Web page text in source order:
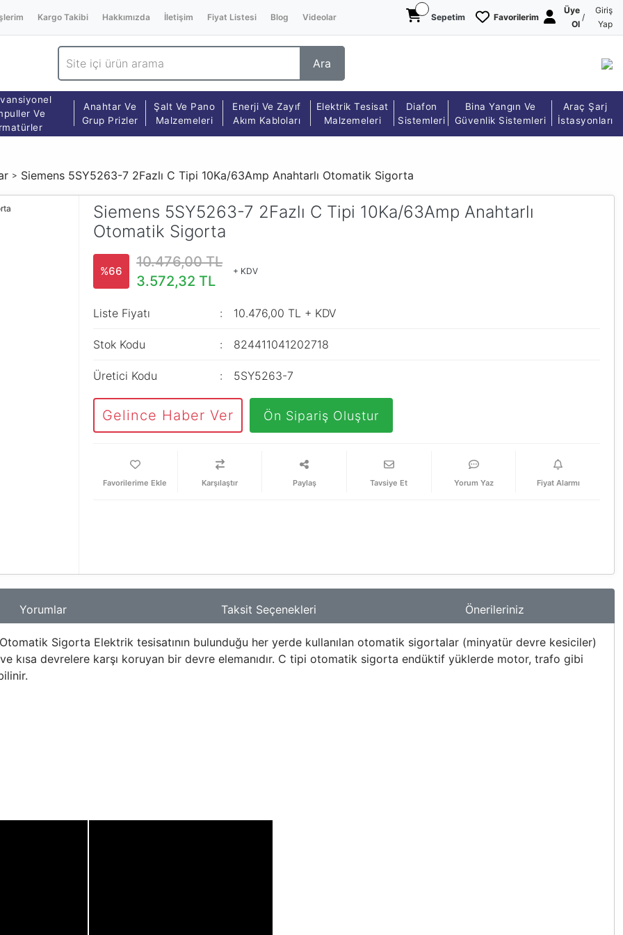
Kargo Takibi Hakkımızda İletişim Fiyat Listesi Blog Videolar Sepetim Favorilerim
Üye
Ol
/
Giriş
Yap
Ara
Ve
Anahtar Ve
Grup Prizler
Şalt Ve Pano
Malzemeleri
Enerji Ve Zayıf
Akım Kabloları
Elektrik Tesisat
Malzemeleri
Diafon
Sistemleri
Bina Yangın Ve
Güvenlik Sistemleri
Araç Şarj
İstasyonları
Siemens 5SY5263-7 2Fazlı C Tipi 10Ka/63Amp Anahtarlı Otomatik Sigorta
Siemens 5SY5263-7 2Fazlı C Tipi 10Ka/63Amp Anahtarlı
Otomatik Sigorta
%66
10.476,00 TL
3.572,32 TL
+ KDV
Liste Fiyatı 10.476,00 TL + KDV
Stok Kodu 824411041202718
Üretici Kodu 5SY5263-7
Gelince Haber Ver Ön Sipariş Oluştur
Karşılaştır Paylaş Tavsiye Et Yorum Yaz Fiyat Alarmı
Yorumlar Taksit Seçenekleri Önerileriniz
Sigorta Elektrik tesisatının bulunduğu her yerde kullanılan otomatik sigortalar (minyatür devre kesiciler)
ve kısa devrelere karşı koruyan bir devre elemanıdır. C tipi otomatik sigorta endüktif yüklerde motor, trafo gibi